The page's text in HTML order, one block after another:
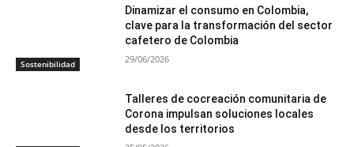
Sostenibilidad
Dinamizar el consumo en Colombia,
clave para la transformación del sector
cafetero de Colombia
29/06/2026
Talleres de cocreación comunitaria de
Corona impulsan soluciones locales
desde los territorios